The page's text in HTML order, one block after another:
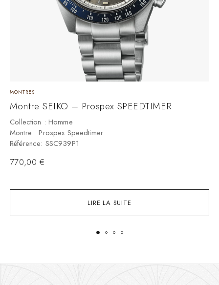
LIRE LA SUITE
MONTRES
Montre SEIKO – Prospex SPEEDTIMER
Collection : Homme
Montre: Prospex Speedtimer
Référence: SSC939P1
770,00 €